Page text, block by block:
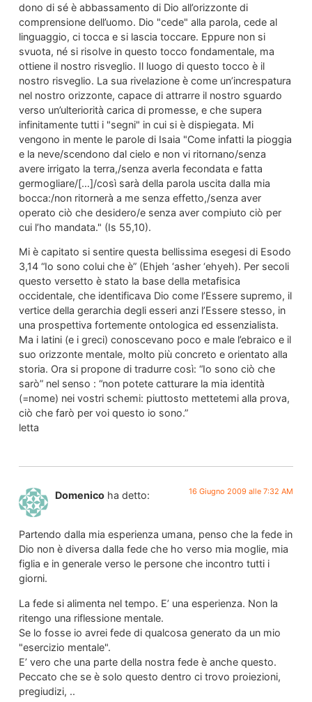
dono di sé è abbassamento di Dio all’orizzonte di
comprensione dell’uomo. Dio "cede" alla parola, cede al
linguaggio, ci tocca e si lascia toccare. Eppure non si
svuota, né si risolve in questo tocco fondamentale, ma
ottiene il nostro risveglio. Il luogo di questo tocco è il
nostro risveglio. La sua rivelazione è come un’increspatura
nel nostro orizzonte, capace di attrarre il nostro sguardo
verso un’ulteriorità carica di promesse, e che supera
infinitamente tutti i "segni" in cui si è dispiegata. Mi
vengono in mente le parole di Isaia "Come infatti la pioggia
e la neve/scendono dal cielo e non vi ritornano/senza
avere irrigato la terra,/senza averla fecondata e fatta
germogliare/[…]/così sarà della parola uscita dalla mia
bocca:/non ritornerà a me senza effetto,/senza aver
operato ciò che desidero/e senza aver compiuto ciò per
cui l’ho mandata." (Is 55,10).
Mi è capitato si sentire questa bellissima esegesi di Esodo
3,14 “Io sono colui che è” (Ehjeh ‘asher ‘ehyeh). Per secoli
questo versetto è stato la base della metafisica
occidentale, che identificava Dio come l’Essere supremo, il
vertice della gerarchia degli esseri anzi l’Essere stesso, in
una prospettiva fortemente ontologica ed essenzialista.
Ma i latini (e i greci) conoscevano poco e male l’ebraico e il
suo orizzonte mentale, molto più concreto e orientato alla
storia. Ora si propone di tradurre così: “Io sono ciò che
sarò” nel senso : “non potete catturare la mia identità
(=nome) nei vostri schemi: piuttosto mettetemi alla prova,
ciò che farò per voi questo io sono.”
letta
Domenico ha detto: 16 Giugno 2009 alle 7:32 AM
Partendo dalla mia esperienza umana, penso che la fede in
Dio non è diversa dalla fede che ho verso mia moglie, mia
figlia e in generale verso le persone che incontro tutti i
giorni.
La fede si alimenta nel tempo. E’ una esperienza. Non la
ritengo una riflessione mentale.
Se lo fosse io avrei fede di qualcosa generato da un mio
"esercizio mentale".
E’ vero che una parte della nostra fede è anche questo.
Peccato che se è solo questo dentro ci trovo proiezioni,
pregiudizi, ..